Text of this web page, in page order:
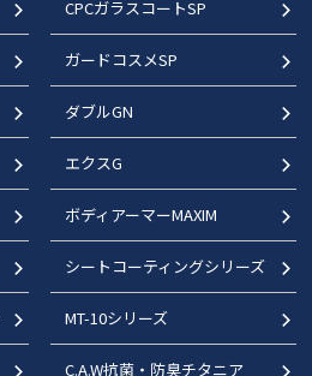
CPCガラスコートSP
ガードコスメSP
ダブルGN
エクスG
ボディアーマーMAXIM
シートコーティングシリーズ
MT-10シリーズ
C.A.W抗菌・防臭チタニア